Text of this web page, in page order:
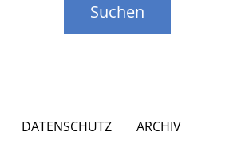
Suchen
DATENSCHUTZ ARCHIV